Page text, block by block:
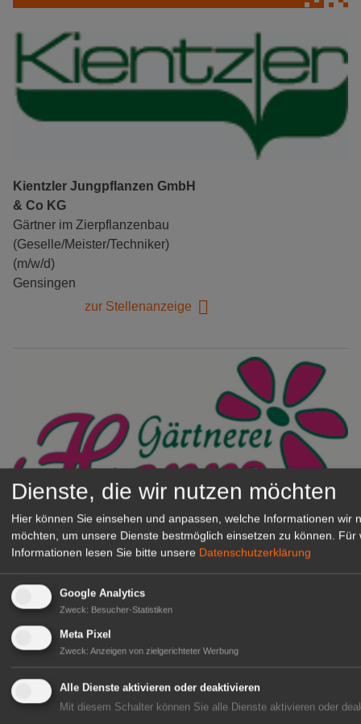
Kientzler Jungpflanzen GmbH
& Co KG
Gärtner im Zierpflanzenbau
(Geselle/Meister/Techniker)
(m/w/d)
Gensingen
zur Stellenanzeige
Gärtnerei Hanns
Mitarbeiter (m/w/d) für unsere
Herongen
zur Stellenanzeige
GABOT Immobilienangebote
1A-Lage, ihre Chance in der
Dienste, die wir nutzen möchten
Hier können Sie einsehen und anpassen, welche Informationen wir
möchten, um unsere Dienste bestmöglich einsetzen zu können. Für
Informationen lesen Sie bitte unsere Datenschutzerklärung
Google Analytics
Zweck: Besucher-Statistiken
Meta Pixel
Zweck: Anzeigen von zielgerichteter Werbung
Alle Dienste aktivieren oder deaktivieren
Mit diesem Schalter können Sie alle Dienste aktivieren oder